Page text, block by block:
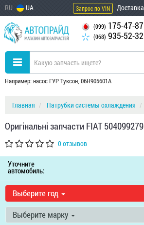
RU UA Запрос по VIN Доставка
(099) 175-47-87
(068) 935-52-32
Например: насос ГУР Туксон, 06H905601A
Главная Патрубки системы охлаждения
Оригінальні запчасти FIAT 504099279
0 отзывов
Уточните
автомобиль:
Выберите год
Выберите марку